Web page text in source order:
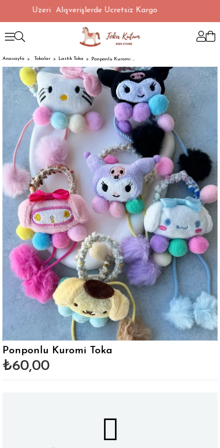
TL Üzeri Alışverişlerde Ücretsiz Kargo
Anasayfa Tokalar Lastik Toka Ponponlu Kuromi Toka
Ponponlu Kuromi Toka
₺60,00